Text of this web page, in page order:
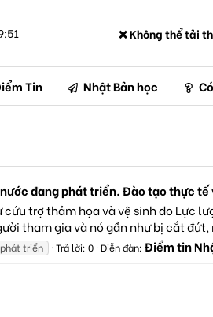
❌ Không thể tải
Tin Nhật Bản học
đang phát triển. Đào tạo thực
trợ thảm họa và vệ sinh do Lực
tham gia và nó gần như bị cắt
triển Trả lời: 0 Diễn đàn: Điểm tin